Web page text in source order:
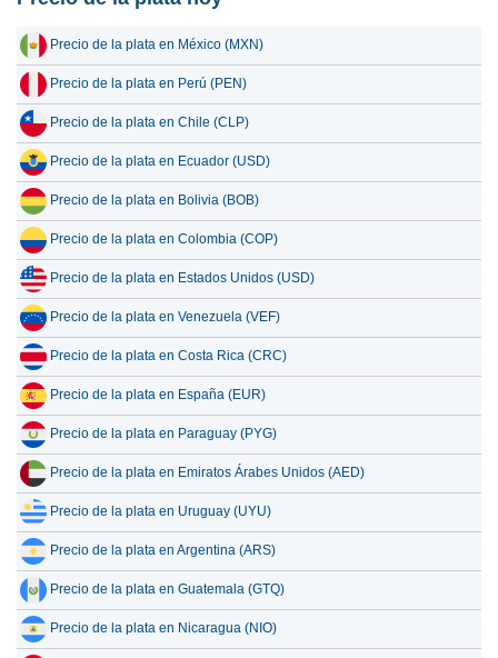
16 julio 2026 82,186.82
15 julio 2026 85,121.85
14 julio 2026 86,475.16
13 julio 2026 85,010.03
12 julio 2026 88,898.33
11 julio 2026 88,833.24
10 julio 2026 88,574.61
9 julio 2026 89,873.18
8 julio 2026 86,468.41
Precio de la plata en México (MXN)
Precio de la plata en Perú (PEN)
Precio de la plata en Chile (CLP)
Precio de la plata en Ecuador (USD)
Precio de la plata en Bolivia (BOB)
Precio de la plata en Colombia (COP)
Precio de la plata en Estados Unidos (USD)
Precio de la plata en Venezuela (VEF)
Precio de la plata en Costa Rica (CRC)
Precio de la plata en España (EUR)
Precio de la plata en Paraguay (PYG)
Precio de la plata en Emiratos Árabes Unidos (AED)
Precio de la plata en Uruguay (UYU)
Precio de la plata en Argentina (ARS)
Precio de la plata en Guatemala (GTQ)
Precio de la plata en Nicaragua (NIO)